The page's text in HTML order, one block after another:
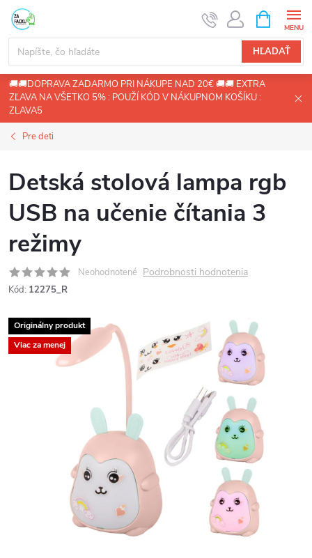
Prejsť
obsah
HĽADAŤ
KOŠÍK
🚚🚚DOPRAVA ZADARMO PRI NÁKUPE NAD 20€ 🚚🚚 EXTRA
ZĽAVA NA VŠETKO 5% : POUŽÍ KÓD V NÁKUPNOM KOŠÍKU :
ZLAVA5
Pre deti
Detská stolová lampa rgb
USB na učenie čítania 3
režimy
Neohodnotené Podrobnosti hodnotenia
Kód: 12275_R
Originálny produkt
Viac za menej